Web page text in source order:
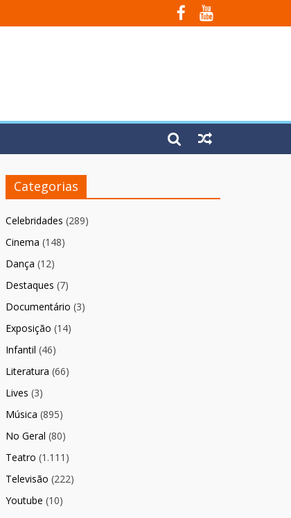
Categorias
Celebridades (289)
Cinema (148)
Dança (12)
Destaques (7)
Documentário (3)
Exposição (14)
Infantil (46)
Literatura (66)
Lives (3)
Música (895)
No Geral (80)
Teatro (1.111)
Televisão (222)
Youtube (10)